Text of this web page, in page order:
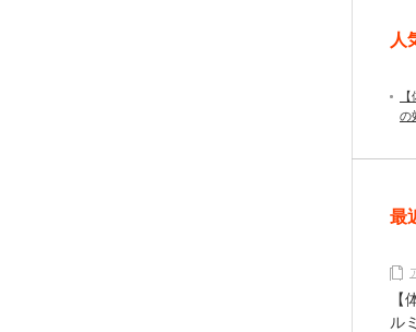
人
の
最
ル